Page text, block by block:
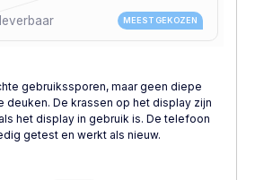
MEEST GEKOZEN
gebruikssporen, maar geen diepe
deuken. De krassen op het display zijn
het display in gebruik is. De telefoon
getest en werkt als nieuw.